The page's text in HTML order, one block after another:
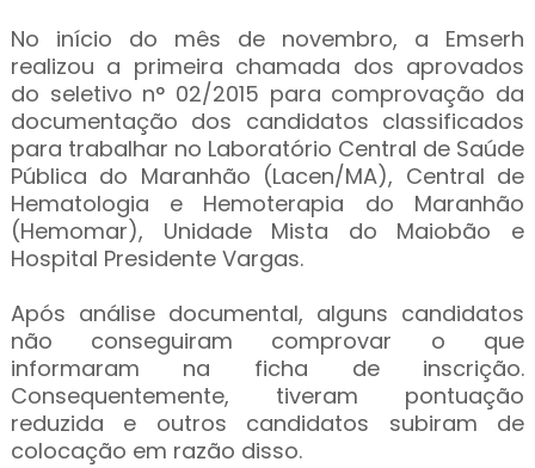
No início do mês de novembro, a Emserh
realizou a primeira chamada dos aprovados
do seletivo n° 02/2015 para comprovação da
documentação dos candidatos classificados
para trabalhar no Laboratório Central de Saúde
Pública do Maranhão (Lacen/MA), Central de
Hematologia e Hemoterapia do Maranhão
(Hemomar), Unidade Mista do Maiobão e
Hospital Presidente Vargas.
Após análise documental, alguns candidatos
não conseguiram comprovar o que
informaram na ficha de inscrição.
Consequentemente, tiveram pontuação
reduzida e outros candidatos subiram de
colocação em razão disso.